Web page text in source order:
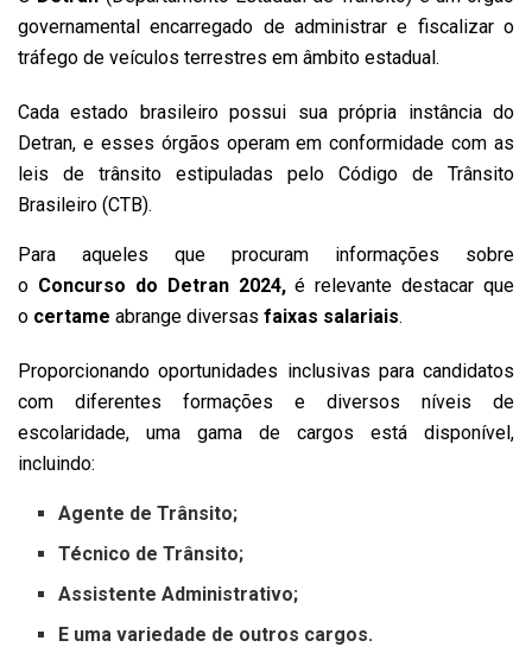
governamental encarregado de administrar e fiscalizar o
tráfego de veículos terrestres em âmbito estadual.
Cada estado brasileiro possui sua própria instância do
Detran, e esses órgãos operam em conformidade com as
leis de trânsito estipuladas pelo Código de Trânsito
Brasileiro (CTB).
Para aqueles que procuram informações sobre
o Concurso do Detran 2024,é relevante destacar que
o certame abrange diversas faixas salariais.
Proporcionando oportunidades inclusivas para candidatos
com diferentes formações e diversos níveis de
escolaridade, uma gama de cargos está disponível,
incluindo:
Agente de Trânsito;
Técnico de Trânsito;
Assistente Administrativo;
E uma variedade de outros cargos.